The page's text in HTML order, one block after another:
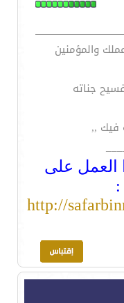
والمؤمنين
جناته
فيك ,,
العمل على
:
http://